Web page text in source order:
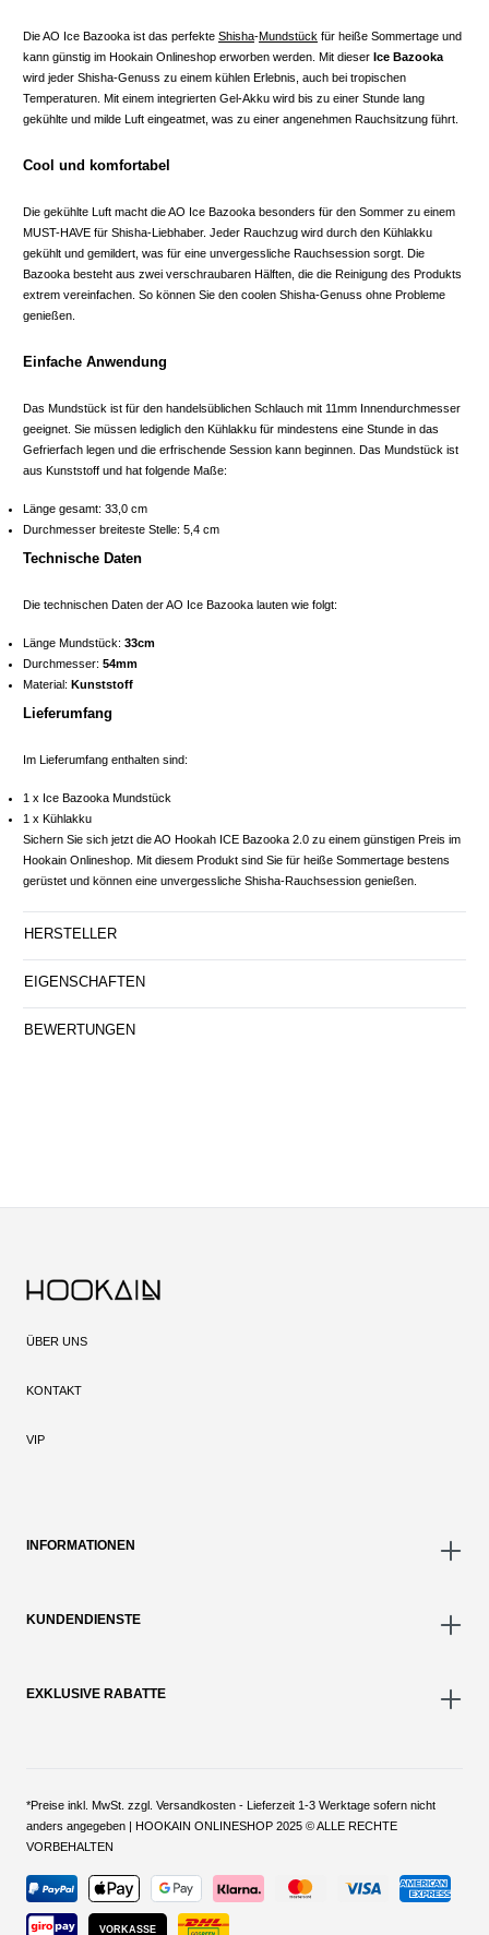
Die AO Ice Bazooka ist das perfekte Shisha-Mundstück für heiße Sommertage und
kann günstig im Hookain Onlineshop erworben werden. Mit dieser Ice Bazooka
wird jeder Shisha-Genuss zu einem kühlen Erlebnis, auch bei tropischen
Temperaturen. Mit einem integrierten Gel-Akku wird bis zu einer Stunde lang
gekühlte und milde Luft eingeatmet, was zu einer angenehmen Rauchsitzung führt.
Cool und komfortabel
Die gekühlte Luft macht die AO Ice Bazooka besonders für den Sommer zu einem
MUST-HAVE für Shisha-Liebhaber. Jeder Rauchzug wird durch den Kühlakku
gekühlt und gemildert, was für eine unvergessliche Rauchsession sorgt. Die
Bazooka besteht aus zwei verschraubaren Hälften, die die Reinigung des Produkts
extrem vereinfachen. So können Sie den coolen Shisha-Genuss ohne Probleme
genießen.
Einfache Anwendung
Das Mundstück ist für den handelsüblichen Schlauch mit 11mm Innendurchmesser
geeignet. Sie müssen lediglich den Kühlakku für mindestens eine Stunde in das
Gefrierfach legen und die erfrischende Session kann beginnen. Das Mundstück ist
aus Kunststoff und hat folgende Maße:
Länge gesamt: 33,0 cm
Durchmesser breiteste Stelle: 5,4 cm
Technische Daten
Die technischen Daten der AO Ice Bazooka lauten wie folgt:
Länge Mundstück: 33cm
Durchmesser: 54mm
Material: Kunststoff
Lieferumfang
Im Lieferumfang enthalten sind:
1 x Ice Bazooka Mundstück
1 x Kühlakku
Sichern Sie sich jetzt die AO Hookah ICE Bazooka 2.0 zu einem günstigen Preis im
Hookain Onlineshop. Mit diesem Produkt sind Sie für heiße Sommertage bestens
gerüstet und können eine unvergessliche Shisha-Rauchsession genießen.
HERSTELLER
EIGENSCHAFTEN
BEWERTUNGEN
ÜBER UNS
KONTAKT
VIP
INFORMATIONEN
KUNDENDIENSTE
EXKLUSIVE RABATTE
*Preise inkl. MwSt. zzgl. Versandkosten - Lieferzeit 1-3 Werktage sofern nicht
anders angegeben | HOOKAIN ONLINESHOP 2025 © ALLE RECHTE
VORBEHALTEN
VORKASSE